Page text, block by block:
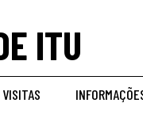
ITU
VISITAS